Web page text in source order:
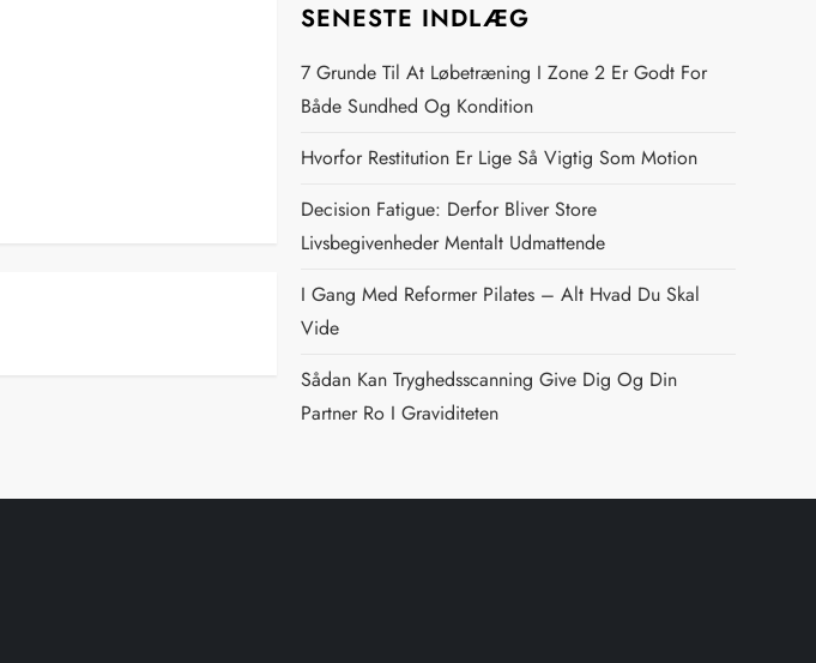
SENESTE INDLÆG
7 Grunde Til At Løbetræning I Zone 2 Er Godt For
Både Sundhed Og Kondition
Hvorfor Restitution Er Lige Så Vigtig Som Motion
Decision Fatigue: Derfor Bliver Store
Livsbegivenheder Mentalt Udmattende
I Gang Med Reformer Pilates – Alt Hvad Du Skal
Vide
Sådan Kan Tryghedsscanning Give Dig Og Din
Partner Ro I Graviditeten